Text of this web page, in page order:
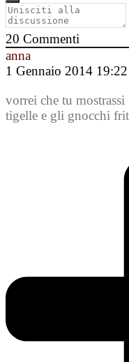
20 Commenti
anna
1 Gennaio 2014 19:22
vorrei che tu
tigelle e gli gnocchi